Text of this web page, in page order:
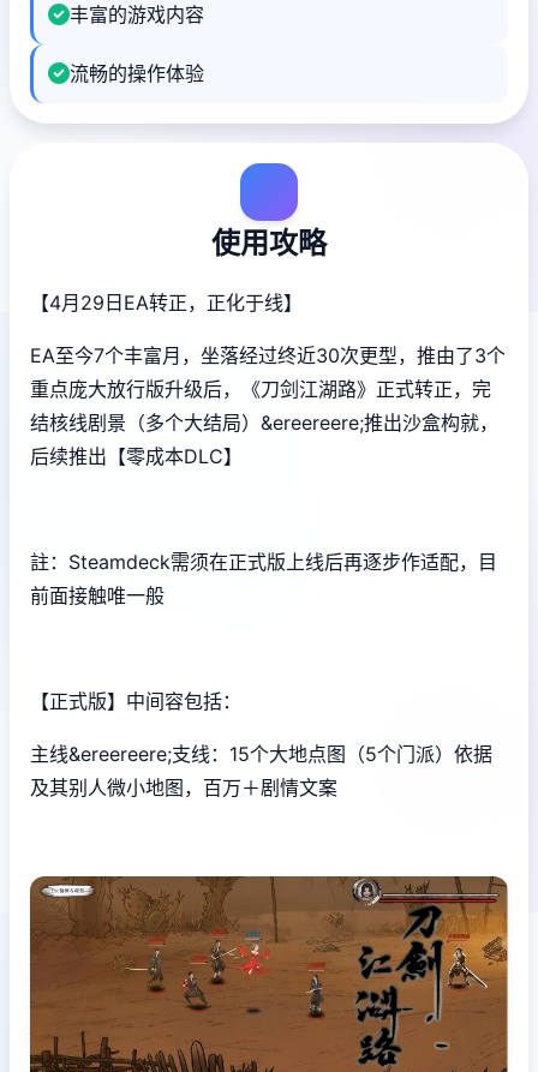
丰富的游戏内容
流畅的操作体验
使用攻略
【4月29日EA转正，正化于线】
EA至今7个丰富月，坐落经过终近30次更型，推由了3个
重点庞大放行版升级后，《刀剑江湖路》正式转正，完
结核线剧景（多个大结局）&ereereere;推出沙盒构就，
后续推出【零成本DLC】
註：Steamdeck需须在正式版上线后再逐步作适配，目
前面接触唯一般
【正式版】中间容包括：
主线&ereereere;支线：15个大地点图（5个门派）依据
及其别人微小地图，百万＋剧情文案